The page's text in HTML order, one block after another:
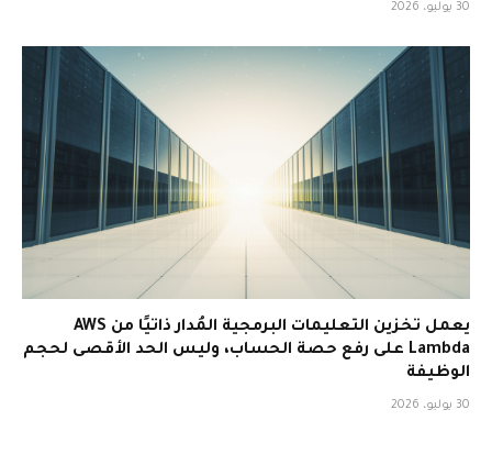
30 يوليو، 2026
يعمل تخزين التعليمات البرمجية المُدار ذاتيًا من AWS
Lambda على رفع حصة الحساب، وليس الحد الأقصى لحجم
الوظيفة
30 يوليو، 2026